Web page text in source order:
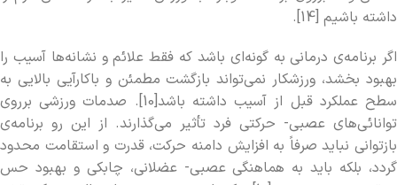
داشته باشیم [14].
اگر برنامه‌­ی درمانی به گونه­‌ای باشد که فقط علائم و نشانه­‌ها آسیب را
بهبود بخشد، ورزشکار نمی‌­تواند بازگشت مطمئن و باکارآیی بالایی به
سطح عملکرد قبل از آسیب داشته باشد[10]. صدمات ورزشی برروی
توانائی­‌های عصبی- حرکتی فرد تأثیر می­‌گذارند. از این رو برنامه­‌ی
بازتوانی نباید صرفاً به افزایش دامنه حرکت، قدرت و استقامت محدود
گردد، بلکه باید به هماهنگی عصبی- عضلانی، چابکی و بهبود حس